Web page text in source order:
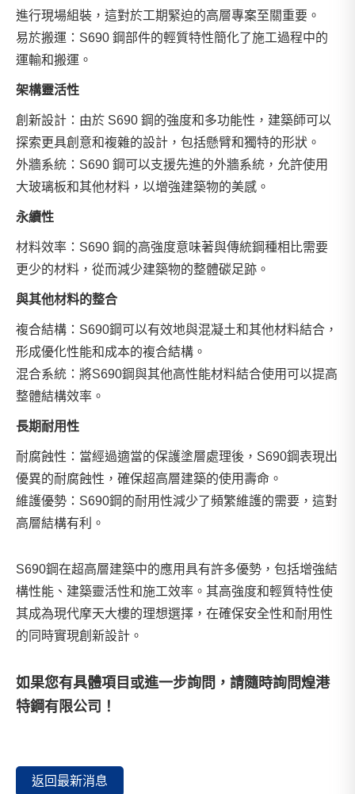
進行現場組裝，這對於工期緊迫的高層專案至關重要。
易於搬運：S690 鋼部件的輕質特性簡化了施工過程中的
運輸和搬運。
架構靈活性
創新設計：由於 S690 鋼的強度和多功能性，建築師可以
探索更具創意和複雜的設計，包括懸臂和獨特的形狀。
外牆系統：S690 鋼可以支援先進的外牆系統，允許使用
大玻璃板和其他材料，以增強建築物的美感。
永續性
材料效率：S690 鋼的高強度意味著與傳統鋼種相比需要
更少的材料，從而減少建築物的整體碳足跡。
與其他材料的整合
複合結構：S690鋼可以有效地與混凝土和其他材料結合，
形成優化性能和成本的複合結構。
混合系統：將S690鋼與其他高性能材料結合使用可以提高
整體結構效率。
長期耐用性
耐腐蝕性：當經過適當的保護塗層處理後，S690鋼表現出
優異的耐腐蝕性，確保超高層建築的使用壽命。
維護優勢：S690鋼的耐用性減少了頻繁維護的需要，這對
高層結構有利。
S690鋼在超高層建築中的應用具有許多優勢，包括增強結
構性能、建築靈活性和施工效率。其高強度和輕質特性使
其成為現代摩天大樓的理想選擇，在確保安全性和耐用性
的同時實現創新設計。
如果您有具體項目或進一步詢問，請隨時詢問煌港
特鋼有限公司 ！
返回最新消息